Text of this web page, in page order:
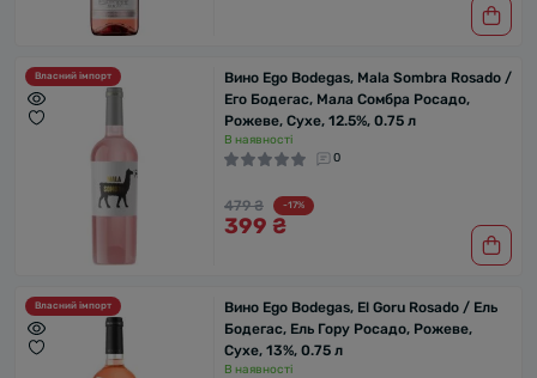
Власний імпорт
Вино Ego Bodegas, Mala Sombra Rosado /
Его Бодегас, Мала Сомбра Росадо,
Рожеве, Сухе, 12.5%, 0.75 л
В наявності
0
479 ₴ -17%
399 ₴
Власний імпорт
Вино Ego Bodegas, El Goru Rosado / Ель
Бодегас, Ель Гору Росадо, Рожеве,
Сухе, 13%, 0.75 л
В наявності